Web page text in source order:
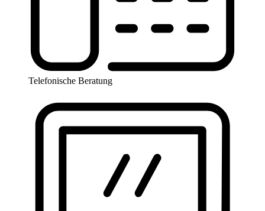
Telefonische Beratung